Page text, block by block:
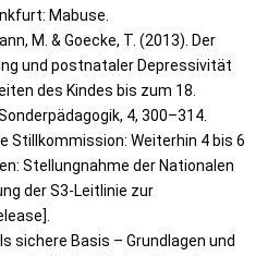
Mabuse.
M. & Goecke, T. (2013). Der
und postnataler Depressivität
des Kindes bis zum 18.
4, 300–314.
Stillkommission: Weiterhin 4 bis 6
Stellungnahme der Nationalen
der S3-Leitlinie zur
sichere Basis – Grundlagen und